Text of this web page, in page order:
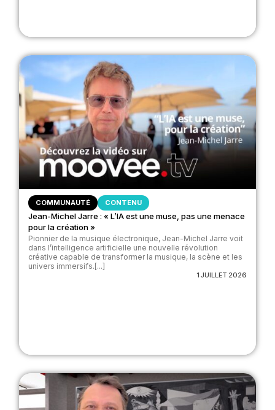
COMMUNAUTÉ CONTENU
Jean-Michel Jarre : « L’IA est une muse, pas une menace
pour la création »
Pionnier de la musique électronique, Jean-Michel Jarre voit
dans l’intelligence artificielle une nouvelle révolution
créative capable de transformer la musique, la scène et les
univers immersifs.[...]
1 JUILLET 2026